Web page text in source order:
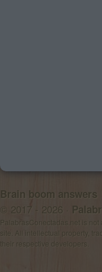
Brain boom answers
© 2017 - 2026 ·
PalabrasConectadas.net is not
site. All intellectual property,